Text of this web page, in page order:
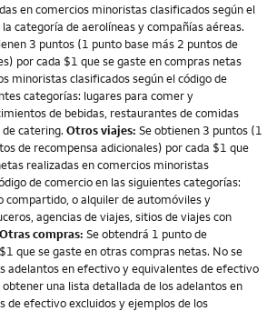
en comercios minoristas clasificados según el
categoría de aerolíneas y compañías aéreas.
3 puntos (1 punto base más 2 puntos de
por cada $1 que se gaste en compras netas
minoristas clasificados según el código de
categorías: lugares para comer y
de bebidas, restaurantes de comidas
catering. Otros viajes: Se obtienen 3 puntos (1
de recompensa adicionales) por cada $1 que
realizadas en comercios minoristas
de comercio en las siguientes categorías:
compartido, o alquiler de automóviles y
agencias de viajes, sitios de viajes con
Otras compras: Se obtendrá 1 punto de
que se gaste en otras compras netas. No se
adelantos en efectivo y equivalentes de efectivo
una lista detallada de los adelantos en
de efectivo excluidos y ejemplos de los